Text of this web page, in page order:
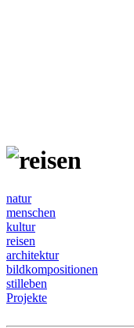
natur
menschen
kultur
reisen
architektur
bildkompositionen
stilleben
Projekte